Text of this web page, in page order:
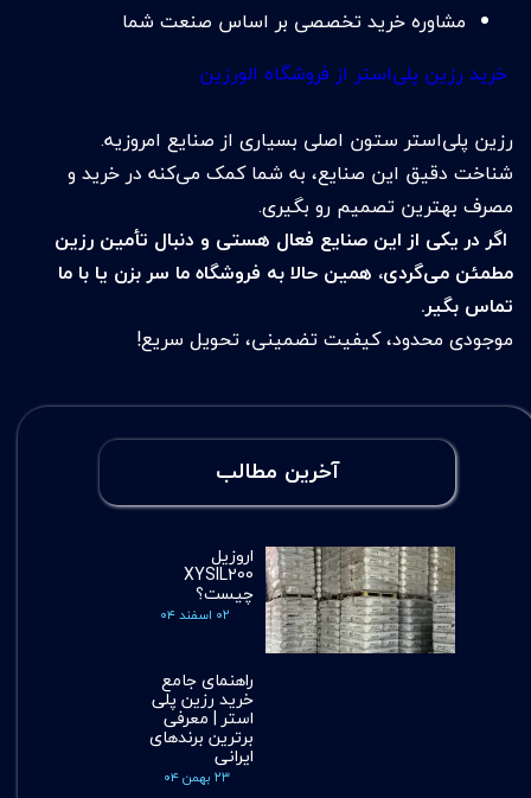
مشاوره خرید تخصصی بر اساس صنعت شما
خرید رزین پلی‌استر از فروشگاه الورزین
رزین پلی‌استر ستون اصلی بسیاری از صنایع امروزیه.
شناخت دقیق این صنایع، به شما کمک می‌کنه در خرید و
مصرف بهترین تصمیم رو بگیری.
اگر در یکی از این صنایع فعال هستی و دنبال تأمین رزین
مطمئن می‌گردی، همین حالا به فروشگاه ما سر بزن یا با ما
تماس بگیر.
موجودی محدود، کیفیت تضمینی، تحویل سریع!
آخرین مطالب
اروزیل
XYSIL200
چیست؟
۰۲ اسفند ۰۴
راهنمای جامع
خرید رزین پلی
استر | معرفی
برترین برندهای
ایرانی
۲۳ بهمن ۰۴